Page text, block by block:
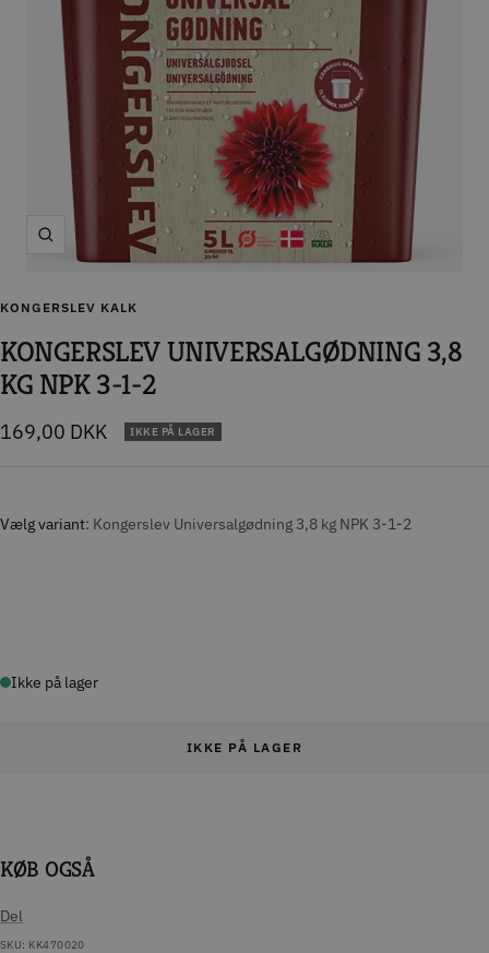
Zoom
KONGERSLEV KALK
KONGERSLEV UNIVERSALGØDNING 3,8
KG NPK 3-1-2
Tilbudspris
169,00 DKK IKKE PÅ LAGER
Vælg variant Kongerslev Universalgødning 3,8 kg NPK 3-1-2
Ikke på lager
IKKE PÅ LAGER
KØB OGSÅ
Del
SKU: KK470020